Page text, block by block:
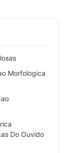
Morfologica
Do Ouvido